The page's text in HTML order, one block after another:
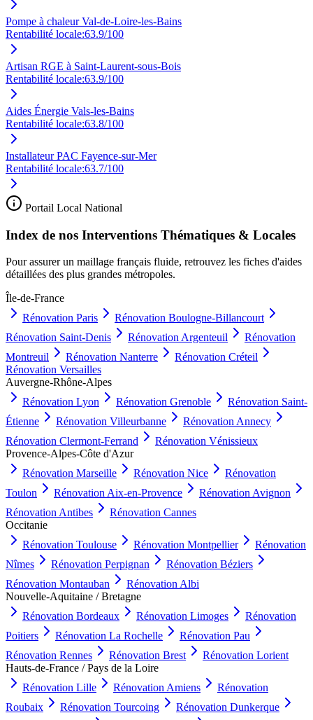
Pompe à chaleur Val-de-Loire-les-Bains
Rentabilité locale:63.9/100
Artisan RGE à Saint-Laurent-sous-Bois
Rentabilité locale:63.9/100
Aides Énergie Vals-les-Bains
Rentabilité locale:63.8/100
Installateur PAC Fayence-sur-Mer
Rentabilité locale:63.7/100
Portail Local National
Index de nos Interventions Thématiques & Locales
Pour assurer un maillage français fluide, retrouvez les fiches d'aides
détaillées des plus grandes métropoles.
Île-de-France
Rénovation Paris Rénovation Boulogne-Billancourt
Rénovation Saint-Denis Rénovation Argenteuil
Rénovation
Montreuil
Rénovation Nanterre Rénovation Créteil
Rénovation Versailles
Auvergne-Rhône-Alpes
Rénovation Lyon Rénovation Grenoble Rénovation Saint-
Étienne
Rénovation Villeurbanne Rénovation Annecy
Rénovation Clermont-Ferrand Rénovation Vénissieux
Provence-Alpes-Côte d'Azur
Rénovation Marseille Rénovation Nice
Rénovation
Toulon
Rénovation Aix-en-Provence Rénovation Avignon
Rénovation Antibes Rénovation Cannes
Occitanie
Rénovation Toulouse Rénovation Montpellier
Rénovation
Nîmes
Rénovation Perpignan Rénovation Béziers
Rénovation Montauban Rénovation Albi
Nouvelle-Aquitaine / Bretagne
Rénovation Bordeaux Rénovation Limoges
Rénovation
Poitiers
Rénovation La Rochelle Rénovation Pau
Rénovation Rennes Rénovation Brest Rénovation Lorient
Hauts-de-France / Pays de la Loire
Rénovation Lille Rénovation Amiens
Rénovation
Roubaix
Rénovation Tourcoing Rénovation Dunkerque